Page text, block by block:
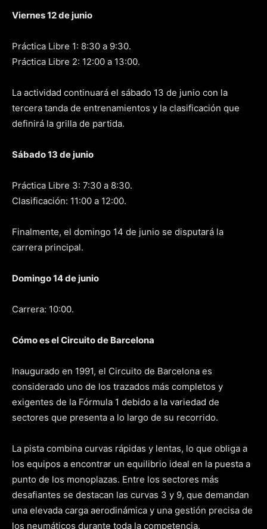
Viernes 12 de junio
Práctica Libre 1: 8:30 a 9:30.
Práctica Libre 2: 12:00 a 13:00.
La actividad continuará el sábado 13 de junio con la
tercera tanda de entrenamientos y la clasificación que
definirá la grilla de partida.
Sábado 13 de junio
Práctica Libre 3: 7:30 a 8:30.
Clasificación: 11:00 a 12:00.
Finalmente, el domingo 14 de junio se disputará la
carrera principal.
Domingo 14 de junio
Carrera: 10:00.
Cómo es el Circuito de Barcelona
Inaugurado en 1991, el Circuito de Barcelona es
considerado uno de los trazados más completos y
exigentes de la Fórmula 1 debido a la variedad de
sectores que presenta a lo largo de su recorrido.
La pista combina curvas rápidas y lentas, lo que obliga a
los equipos a encontrar un equilibrio ideal en la puesta a
punto de los monoplazas. Entre los sectores más
desafiantes se destacan las curvas 3 y 9, que demandan
una elevada carga aerodinámica y una gestión precisa de
los neumáticos durante toda la competencia.